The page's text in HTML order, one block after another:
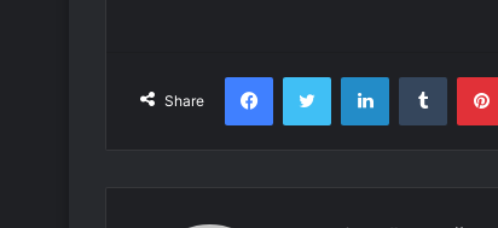
Share
FacebookTwitter LinkedInTumblr